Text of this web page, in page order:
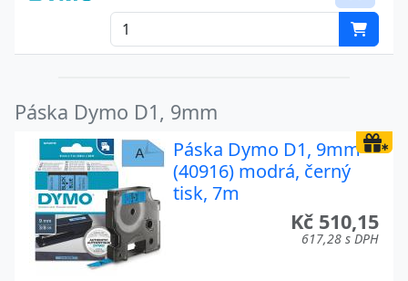
Páska Dymo D1, 9mm
Páska Dymo D1, 9mm
(40916) modrá, černý
tisk, 7m
Kč 510,15
617,28 s DPH